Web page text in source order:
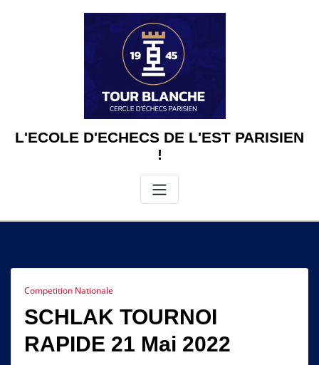
L'ECOLE D'ECHECS DE L'EST PARISIEN
!
Competition Nationale
SCHLAK TOURNOI
RAPIDE 21 Mai 2022